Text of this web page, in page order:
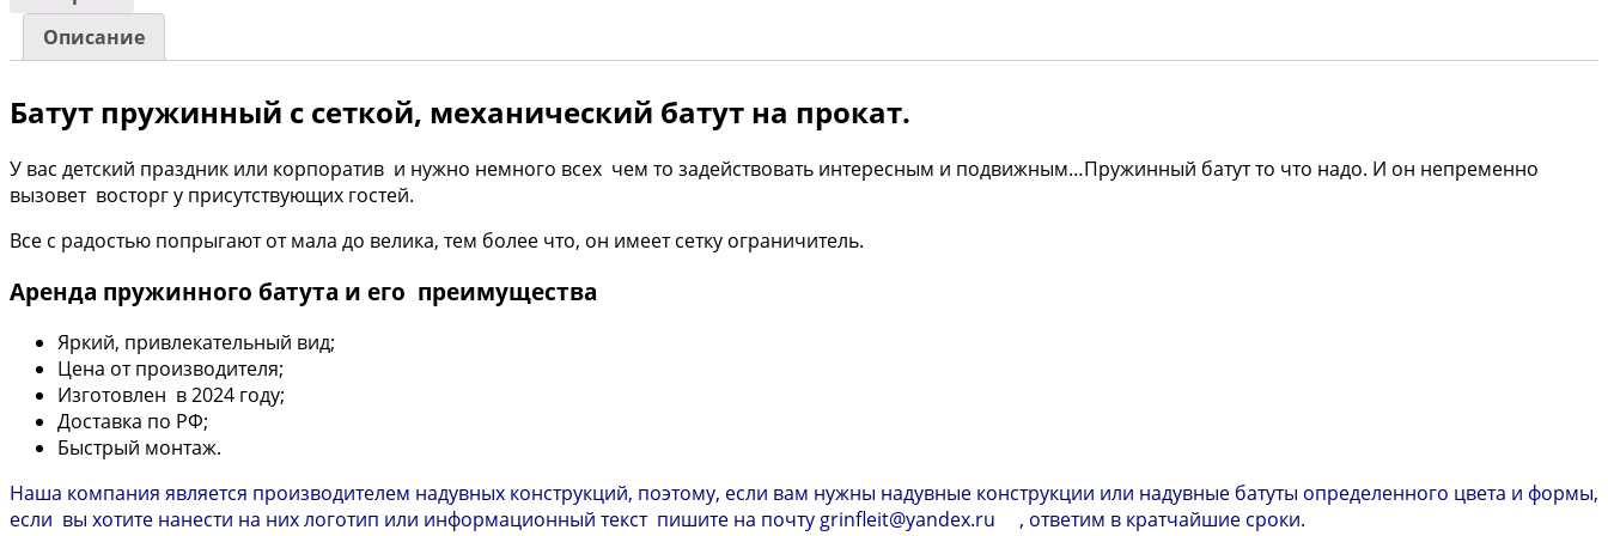
Описание
Батут пружинный с сеткой, механический батут на прокат.
У вас детский праздник или корпоратив и нужно немного всех чем то задействовать интересным и подвижным…Пружинный батут то что надо. И он непременно
вызовет восторг у присутствующих гостей.
Все с радостью попрыгают от мала до велика, тем более что, он имеет сетку ограничитель.
Аренда пружинного батута и его преимущества
Яркий, привлекательный вид;
Цена от производителя;
Изготовлен в 2024 году;
Доставка по РФ;
Быстрый монтаж.
Наша компания является производителем надувных конструкций, поэтому, если вам нужны надувные конструкции или надувные батуты определенного цвета и формы,
если вы хотите нанести на них логотип или информационный текст пишите на почту grinfleit@yandex.ru , ответим в кратчайшие сроки.